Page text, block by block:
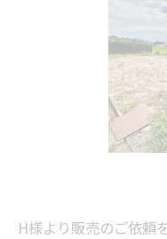
H様より販売のご依頼